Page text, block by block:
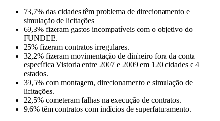
73,7% das cidades têm problema de direcionamento e
simulação de licitações
69,3% fizeram gastos incompatíveis com o objetivo do
FUNDEB.
25% fizeram contratos irregulares.
32,2% fizeram movimentação de dinheiro fora da conta
específica Vistoria entre 2007 e 2009 em 120 cidades e 4
estados.
39,5% com montagem, direcionamento e simulação de
licitações.
22,5% cometeram falhas na execução de contratos.
9,6% têm contratos com indícios de superfaturamento.